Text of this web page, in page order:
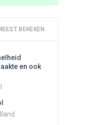
BEKEKEN
en ook